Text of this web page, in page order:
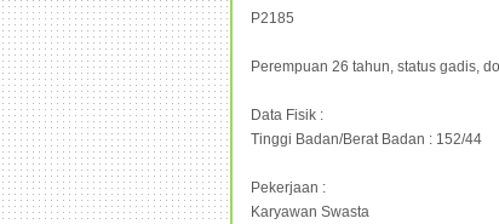
P2185
Perempuan 26 tahun, status gadis,
Data Fisik :
Tinggi Badan/Berat Badan : 152/44
Pekerjaan :
Karyawan Swasta